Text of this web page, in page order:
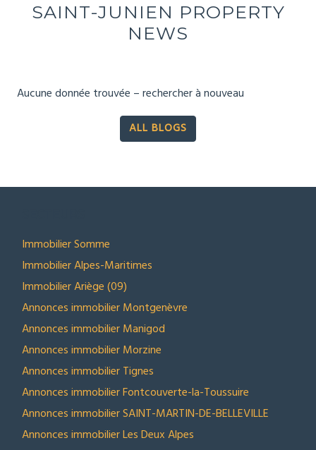
SAINT-JUNIEN PROPERTY
NEWS
Aucune donnée trouvée – rechercher à nouveau
ALL BLOGS
Immobilier Somme
Immobilier Alpes-Maritimes
Immobilier Ariège (09)
Annonces immobilier Montgenèvre
Annonces immobilier Manigod
Annonces immobilier Morzine
Annonces immobilier Tignes
Annonces immobilier Fontcouverte-la-Toussuire
Annonces immobilier SAINT-MARTIN-DE-BELLEVILLE
Annonces immobilier Les Deux Alpes